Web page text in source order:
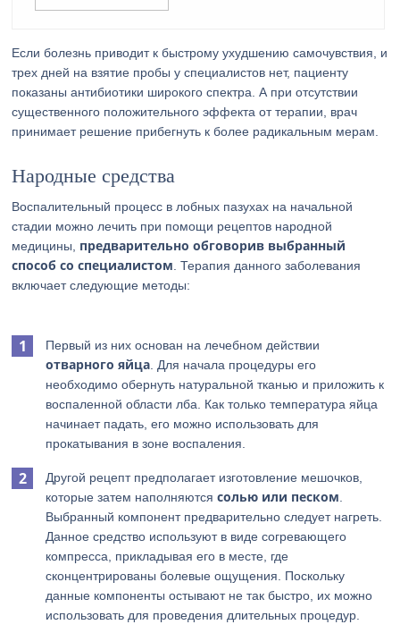
Если болезнь приводит к быстрому ухудшению самочувствия, и
трех дней на взятие пробы у специалистов нет, пациенту
показаны антибиотики широкого спектра. А при отсутствии
существенного положительного эффекта от терапии, врач
принимает решение прибегнуть к более радикальным мерам.
Народные средства
Воспалительный процесс в лобных пазухах на начальной
стадии можно лечить при помощи рецептов народной
медицины, предварительно обговорив выбранный
способ со специалистом . Терапия данного заболевания
включает следующие методы:
Первый из них основан на лечебном действии
отварного яйца . Для начала процедуры его
необходимо обернуть натуральной тканью и приложить к
воспаленной области лба. Как только температура яйца
начинает падать, его можно использовать для
прокатывания в зоне воспаления.
Другой рецепт предполагает изготовление мешочков,
которые затем наполняютсясолью или песком
Выбранный компонент предварительно следует нагреть.
Данное средство используют в виде согревающего
компресса, прикладывая его в месте, где
сконцентрированы болевые ощущения. Поскольку
данные компоненты остывают не так быстро, их можно
использовать для проведения длительных процедур.